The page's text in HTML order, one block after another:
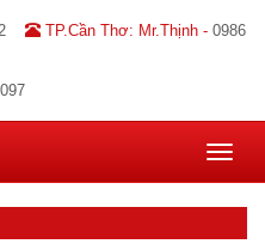
TP.Cần Thơ: Mr.Thịnh - 0986
Toggle